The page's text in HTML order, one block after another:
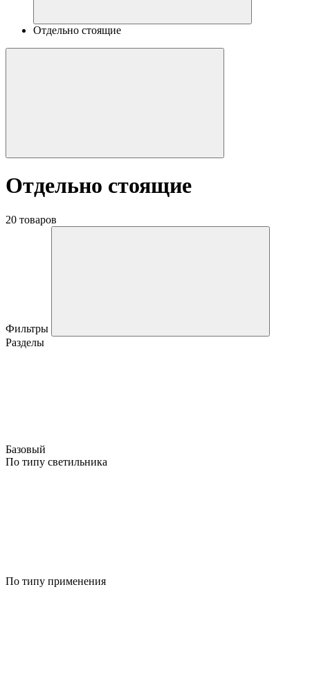
Отдельно стоящие
Отдельно стоящие
20 товаров
Фильтры
Разделы
Базовый
По типу светильника
По типу применения